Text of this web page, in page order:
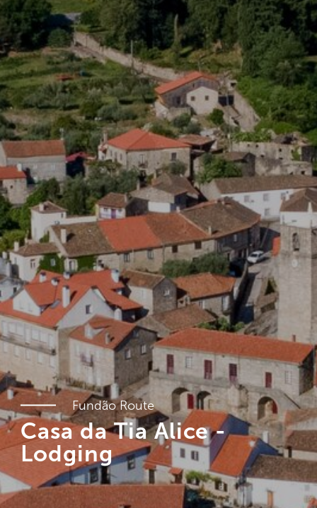
Fundão Route
Casa da Tia Alice -
Lodging